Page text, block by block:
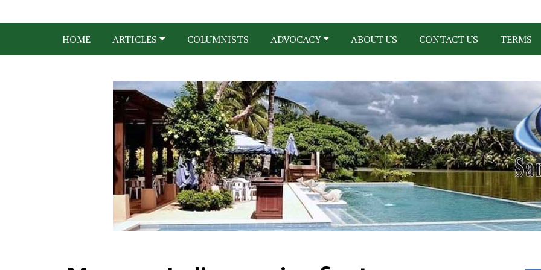
HOME ARTICLES COLUMNISTS ADVOCACY ABOUT US CONTACT US TERMS